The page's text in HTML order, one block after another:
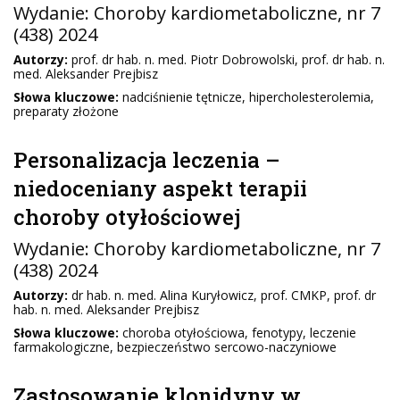
Wydanie: Choroby kardiometaboliczne, nr 7
(438) 2024
Autorzy: prof. dr hab. n. med. Piotr Dobrowolski, prof. dr hab. n.
med. Aleksander Prejbisz
Słowa kluczowe: nadciśnienie tętnicze, hipercholesterolemia,
preparaty złożone
Personalizacja leczenia –
niedoceniany aspekt terapii
choroby otyłościowej
Wydanie: Choroby kardiometaboliczne, nr 7
(438) 2024
Autorzy: dr hab. n. med. Alina Kuryłowicz, prof. CMKP, prof. dr
hab. n. med. Aleksander Prejbisz
Słowa kluczowe: choroba otyłościowa, fenotypy, leczenie
farmakologiczne, bezpieczeństwo sercowo-naczyniowe